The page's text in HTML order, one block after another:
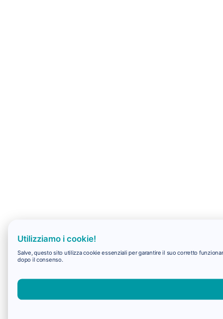
Utilizziamo i cookie!
Salve, questo sito utilizza cookie essenziali per garantire il suo corretto
dopo il consenso.